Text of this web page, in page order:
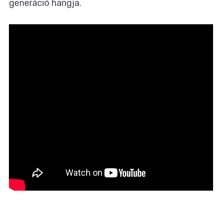
generáció hangja.